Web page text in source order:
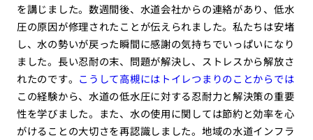
を講じました。数週間後、水道会社からの連絡があり、低水
圧の原因が修理されたことが伝えられました。私たちは安堵
し、水の勢いが戻った瞬間に感謝の気持ちでいっぱいになり
ました。長い忍耐の末、問題が解決し、ストレスから解放さ
れたのです。 こうして高槻にはトイレつまりのことからでは
この経験から、水道の低水圧に対する忍耐力と解決策の重要
性を学びました。また、水の使用に関しては節約と効率を心
がけることの大切さを再認識しました。地域の水道インフラ